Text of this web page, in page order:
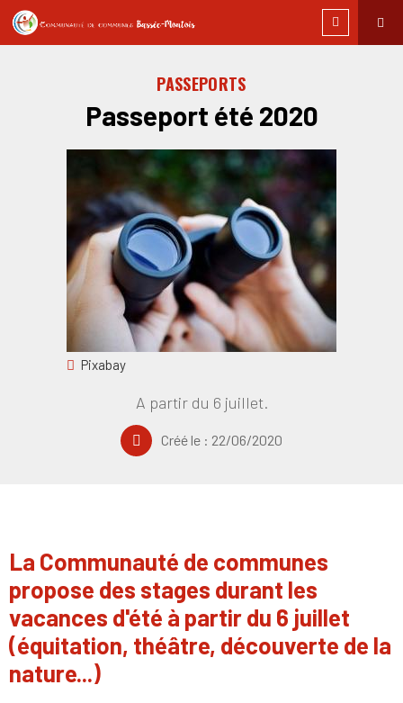
PASSEPORTS
Passeport été 2020
Pixabay
A partir du 6 juillet.
Créé le : 22/06/2020
La Communauté de communes
propose des stages durant les
vacances d'été à partir du 6 juillet
(équitation, théâtre, découverte de la
nature...)